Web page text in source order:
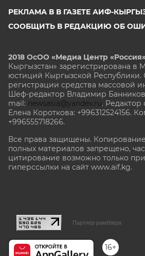
РЕКЛАМА В В ГАЗЕТЕ АИФ-
СООБЩИТЬ В РЕДАКЦИЮ ОБ
2018 ОсОО «Медиа Центр «Россия»
Кыргызстан» зарегистрирована в
юстиций Кыргызской Республики.
регистрации средства массовой
Шеф-редактор Владимир Банников:
mail: newsasia@yandex.ru. Редактор
Елена Короткова: +996312524156.
+996555718266.
Все права защищены.
полных материалов запрещено,
цитирование возможно только
гиперссылки на сайт www.aif.kg.
Партнер рамблера
16+